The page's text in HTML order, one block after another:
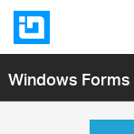
Windows Forms